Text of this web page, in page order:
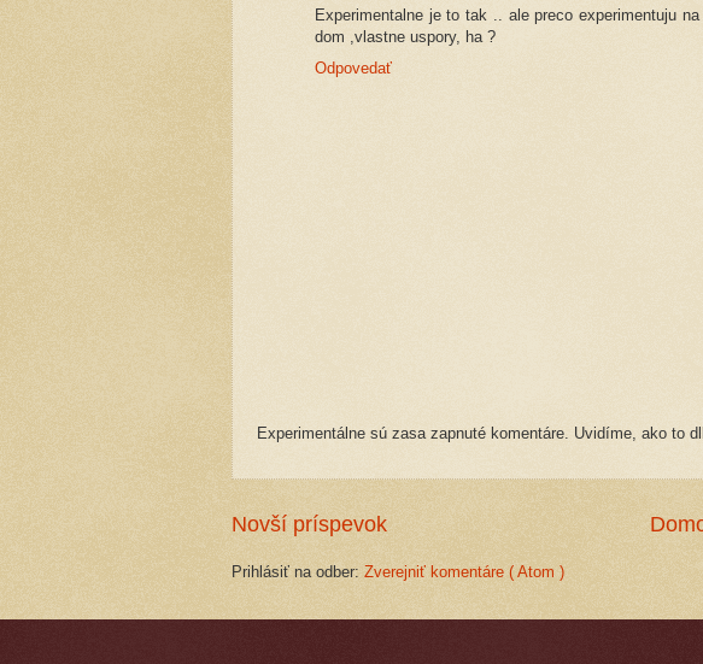
Experimentalne je to tak .. ale preco experimentuju
dom ,vlastne uspory, ha ?
Odpovedať
Experimentálne sú zasa zapnuté komentáre. Uvidíme, ako to
Novší príspevok
Prihlásiť na odber: Zverejniť komentáre ( Atom )